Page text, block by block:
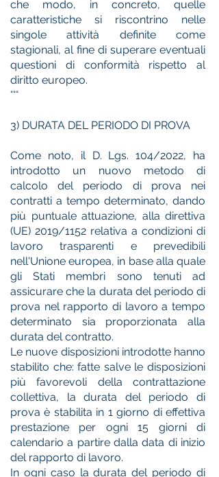
che modo, in concreto, quelle
caratteristiche si riscontrino nelle
singole attività definite come
stagionali, al fine di superare eventuali
questioni di conformità rispetto al
diritto europeo.
°°°
3) DURATA DEL PERIODO DI PROVA
Come noto, il D. Lgs. 104/2022, ha
introdotto un nuovo metodo di
calcolo del periodo di prova nei
contratti a tempo determinato, dando
più puntuale attuazione, alla direttiva
(UE) 2019/1152 relativa a condizioni di
lavoro trasparenti e prevedibili
nell'Unione europea, in base alla quale
gli Stati membri sono tenuti ad
assicurare che la durata del periodo di
prova nel rapporto di lavoro a tempo
determinato sia proporzionata alla
durata del contratto.
Le nuove disposizioni introdotte hanno
stabilito che: fatte salve le disposizioni
più favorevoli della contrattazione
collettiva, la durata del periodo di
prova è stabilita in 1 giorno di effettiva
prestazione per ogni 15 giorni di
calendario a partire dalla data di inizio
del rapporto di lavoro.
In ogni caso la durata del periodo di